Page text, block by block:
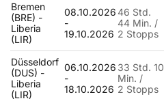
Bremen
(BRE) -
Liberia
(LIR)
08.10.2026
-
19.10.2026
46 Std.
44 Min. /
2 Stopps
Düsseldorf
(DUS) -
Liberia
(LIR)
06.10.2026
-
18.10.2026
33 Std. 10
Min. /
2 Stopps